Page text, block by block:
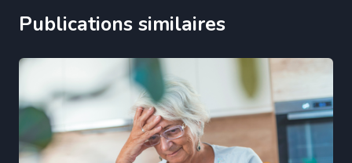
Publications similaires